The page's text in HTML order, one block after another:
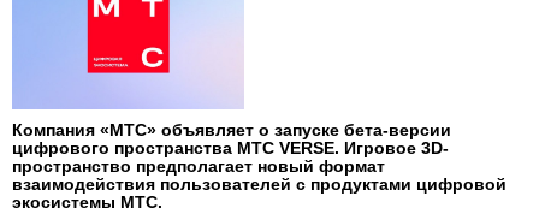
Компания «МТС» объявляет о запуске бета-версии
цифрового пространства МТС VERSE. Игровое 3D-
пространство предполагает новый формат
взаимодействия пользователей с продуктами цифровой
экосистемы МТС.